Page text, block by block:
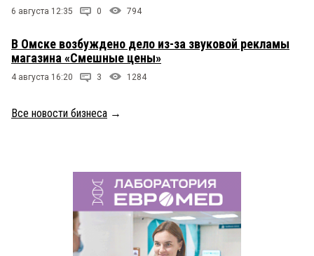
6 августа 12:35 0 794
В Омске возбуждено дело из-за звуковой рекламы
магазина «Смешные цены»
4 августа 16:20 3 1284
Все новости бизнеса →